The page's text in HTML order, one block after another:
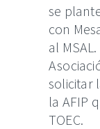
se
con
al
solicitar
la AFIP
TOEC.